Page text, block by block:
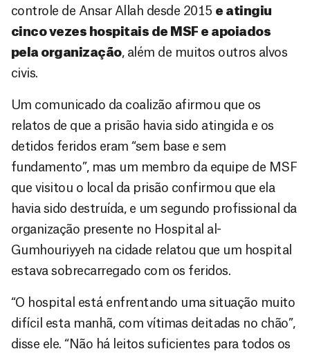
controle de Ansar Allah desde 2015 e atingiu
cinco vezes hospitais de MSF e apoiados
pela organização, além de muitos outros alvos
civis.
Um comunicado da coalizão afirmou que os
relatos de que a prisão havia sido atingida e os
detidos feridos eram “sem base e sem
fundamento”, mas um membro da equipe de MSF
que visitou o local da prisão confirmou que ela
havia sido destruída, e um segundo profissional da
organização presente no Hospital al-
Gumhouriyyeh na cidade relatou que um hospital
estava sobrecarregado com os feridos.
“O hospital está enfrentando uma situação muito
difícil esta manhã, com vítimas deitadas no chão”,
disse ele. “Não há leitos suficientes para todos os